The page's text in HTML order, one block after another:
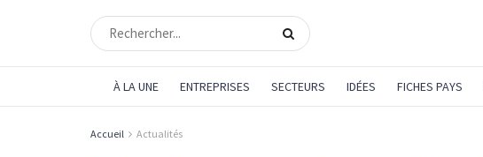
À LA UNE ENTREPRISES SECTEURS IDÉES FICHES PAYS
Accueil Actualités